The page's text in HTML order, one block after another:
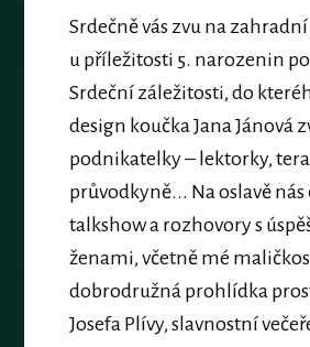
Srdečně vás zvu na
u příležitosti 5. narozenin
Srdeční záležitosti, do
design koučka Jana Jánová
podnikatelky – lektorky,
průvodkyně... Na oslavě nás
talkshow a rozhovory s
ženami, včetně mé
dobrodružná prohlídka
Josefa Plívy, slavnostní